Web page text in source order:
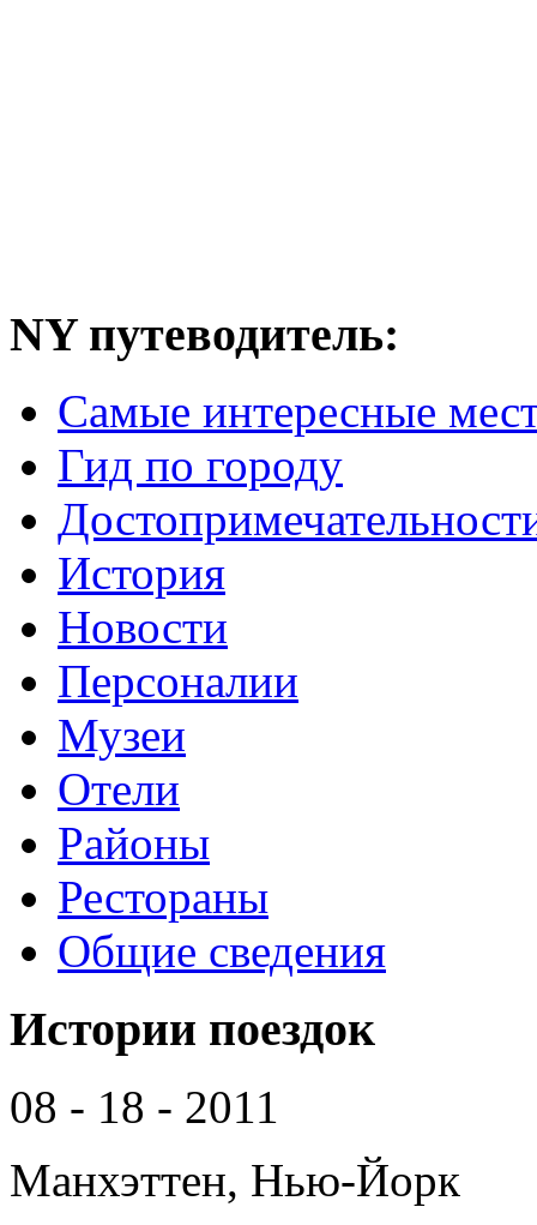
NY путеводитель:
Самые интересные
Гид по городу
История
Новости
Персоналии
Музеи
Отели
Районы
Рестораны
Общие сведения
Истории поездок
08 - 18 - 2011
Манхэттен, Нью-Йорк